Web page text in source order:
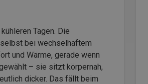
Tagen. Die
bei wechselhaftem
und Wärme, gerade wenn
– sie sitzt körpernah,
dicker. Das fällt beim